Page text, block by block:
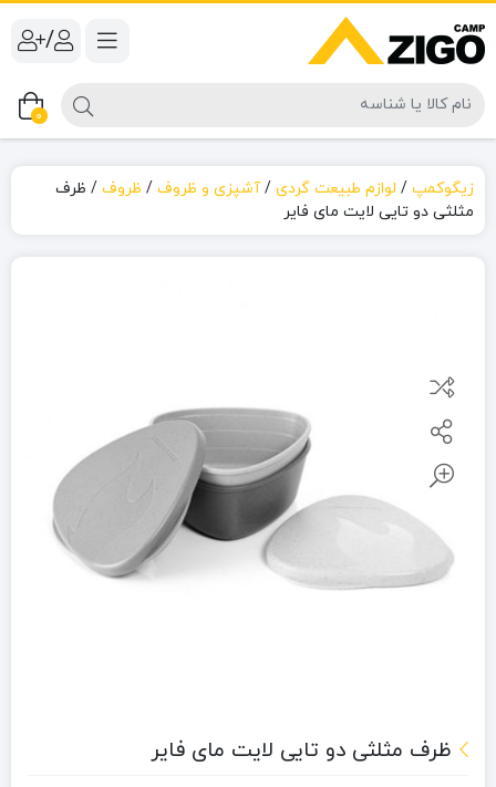
/
0
زیگوکمپ / لوازم طبیعت گردی /آشپزی و ظروف / ظروف / ظرف
مثلثی دو تایی لایت مای فایر
ظرف مثلثی دو تایی لایت مای فایر